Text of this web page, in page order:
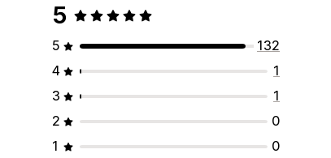
5
5
132
4
1
3
1
2
0
1
0